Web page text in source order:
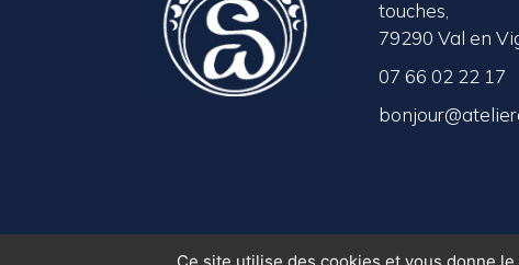
touches,
79290 Val en
07 66 02 22 17